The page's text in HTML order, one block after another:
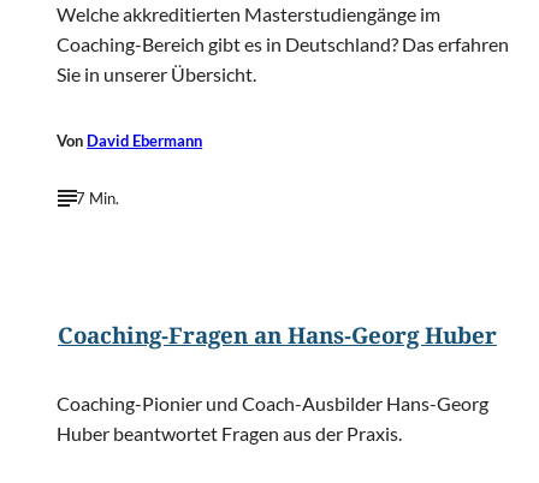
Welche akkreditierten Masterstudiengänge im
Coaching-Bereich gibt es in Deutschland? Das erfahren
Sie in unserer Übersicht.
Von David Ebermann
7 Min.
Coaching-Fragen an Hans-Georg Huber
Coaching-Pionier und Coach-Ausbilder Hans-Georg
Huber beantwortet Fragen aus der Praxis.